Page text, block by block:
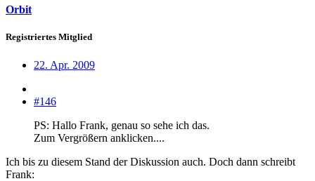
Orbit
Registriertes Mitglied
22. Apr. 2009
#146
PS: Hallo Frank, genau so sehe ich das.
Zum Vergrößern anklicken....
Ich bis zu diesem Stand der Diskussion auch. Doch dann schreibt
Frank: